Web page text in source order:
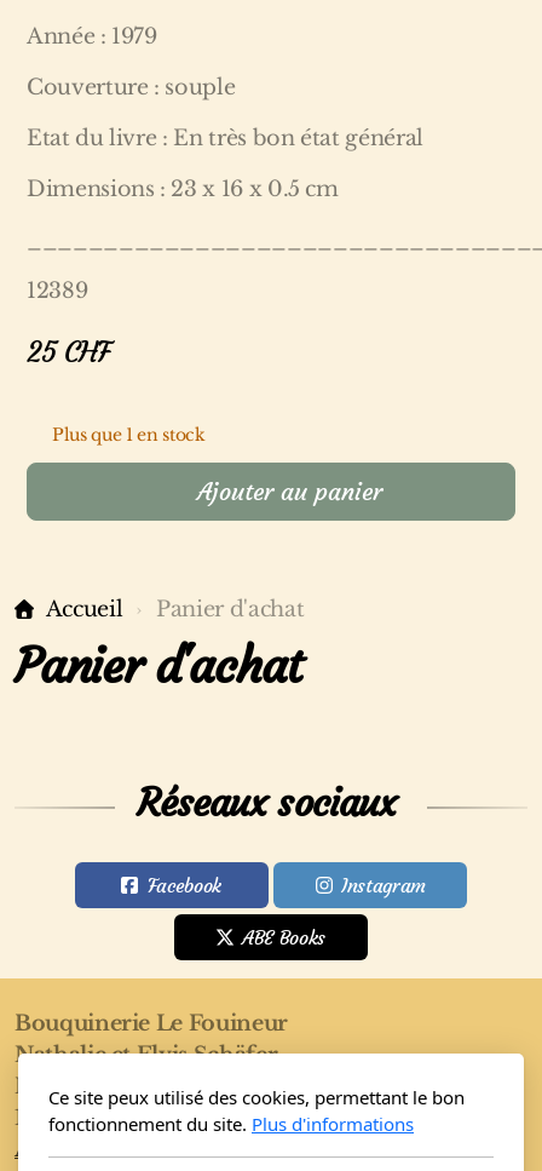
Année : 1979
Couverture : souple
Etat du livre : En très bon état général
Dimensions : 23 x 16 x 0.5 cm
12389
25CHF
Plus que 1 en stock
Ajouter au panier
Accueil Panier d'achat
Panier d'achat
Réseaux sociaux
Facebook Instagram
ABE Books
Bouquinerie Le Fouineur
Nathalie et Elvis Schäfer
Rue de l'Eglise 40
1955 Saint-Pierre-de-Clages
Accueil
Ce site peux utilisé des cookies, permettant le bon
fonctionnement du site. Plus d'informations